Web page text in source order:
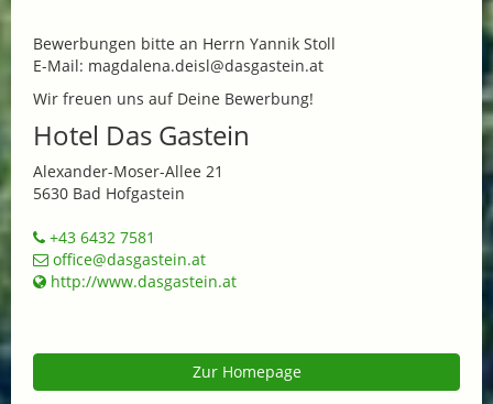
Bewerbungen bitte an Herrn Yannik Stoll
E-Mail: magdalena.deisl@dasgastein.at
Wir freuen uns auf Deine Bewerbung!
Hotel Das Gastein
Alexander-Moser-Allee 21
5630 Bad Hofgastein
+43 6432 7581
office@dasgastein.at
http://www.dasgastein.at
Zur Homepage